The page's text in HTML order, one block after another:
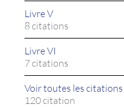
Livre V
8 citations
Livre VI
7 citations
Voir toutes les citations
120 citation